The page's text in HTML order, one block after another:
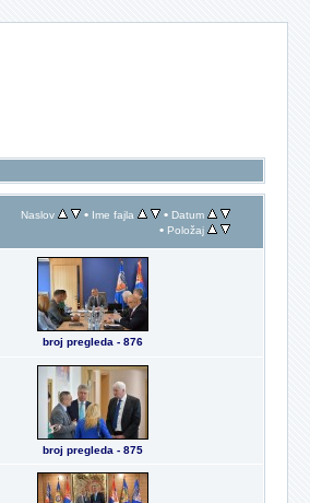
Naslov • Ime fajla • Datum
• Položaj
broj pregleda - 876
broj pregleda - 875